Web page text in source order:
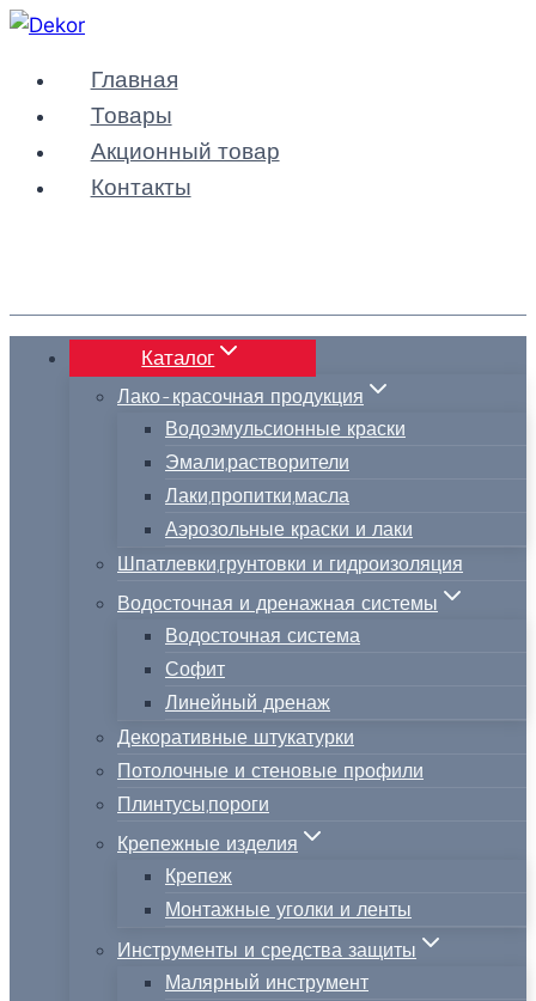
Перейти
содержимому
Главная
Товары
Акционный товар
Контакты
Каталог
Лако-красочная продукция
Водоэмульсионные краски
Эмали,растворители
Лаки,пропитки,масла
Аэрозольные краски и лаки
Шпатлевки,грунтовки и гидроизоляция
Водосточная и дренажная системы
Водосточная система
Софит
Линейный дренаж
Декоративные штукатурки
Потолочные и стеновые профили
Плинтусы,пороги
Крепежные изделия
Крепеж
Монтажные уголки и ленты
Инструменты и средства защиты
Малярный инструмент